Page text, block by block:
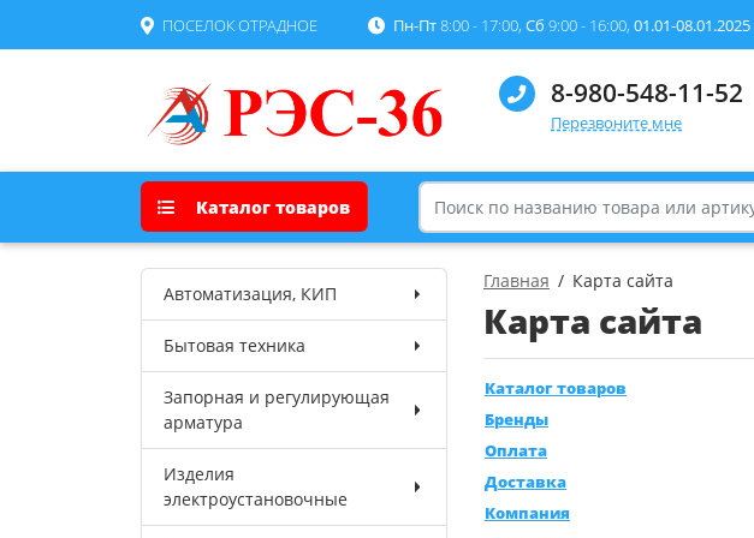
ПОСЕЛОК ОТРАДНОЕ Пн-Пт8:00 - 17:00, Сб 9:00 - 16:00, 01.01-08.01.2025
8-980-548-11-52
Перезвоните мне
Каталог товаров
Главная Карта сайта
Карта сайта
Каталог товаров
Бренды
Оплата
Доставка
Компания
Автоматизация, КИП
Бытовая техника
Запорная и регулирующая
арматура
Изделия
электроустановочные